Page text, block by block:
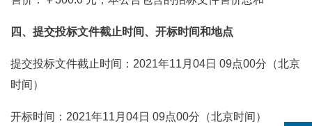
四、提交投标文件截止时间、开标时间和地点
提交投标文件截止时间：2021年11月04日 09点00分（北京
时间）
开标时间：2021年11月04日 09点00分（北京时间）